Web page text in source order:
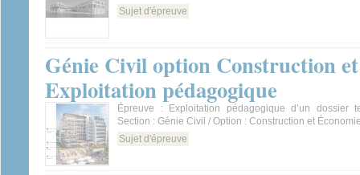
Sujet d'épreuve
Génie Civil option Construction
Exploitation pédagogique
Épreuve : Exploitation pédagogique d’un dossier
Section : Génie Civil / Option : Construction et
Sujet d'épreuve